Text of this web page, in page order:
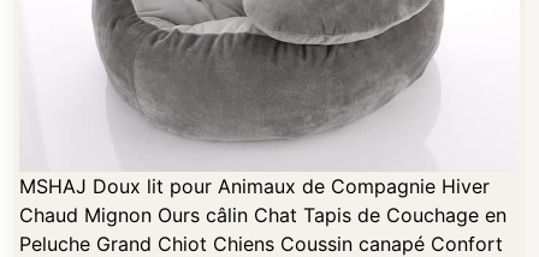
MSHAJ Doux lit pour Animaux de Compagnie Hiver
Chaud Mignon Ours câlin Chat Tapis de Couchage en
Peluche Grand Chiot Chiens Coussin canapé Confort